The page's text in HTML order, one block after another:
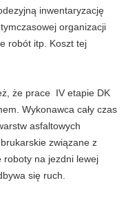
inwentaryzację
organizacji
robót itp. Koszt tej
że prace IV etapie DK
Wykonawca cały czas
asfaltowych
związane z
roboty na jezdni lewej
się ruch.